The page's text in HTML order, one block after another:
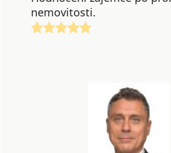
nemovitosti.